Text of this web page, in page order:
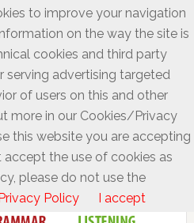
to improve your navigation
on the way the site is
cookies and third party
serving advertising targeted
of users on this and other
more in our Cookies/Privacy
this website you are accepting
the use of cookies as
please do not use the
Policy I accept